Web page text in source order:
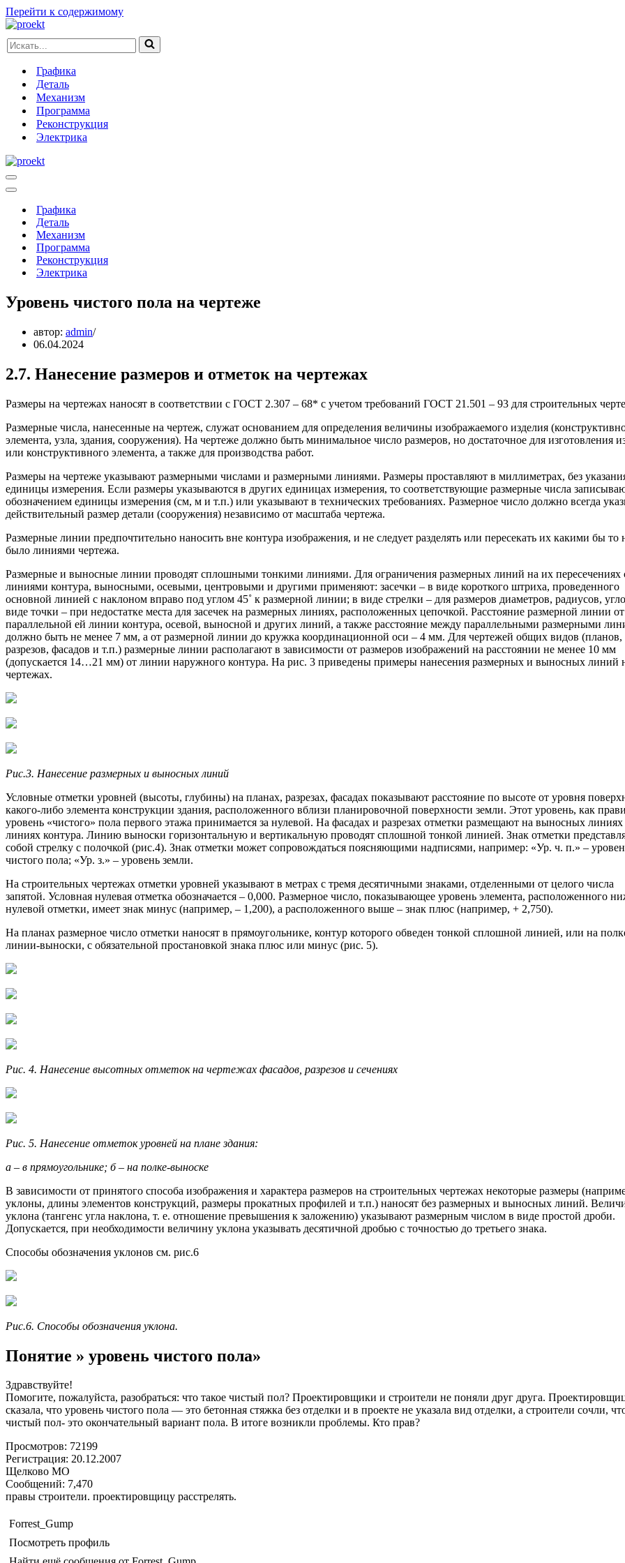
Перейти к содержимому
Искать...
Графика
Деталь
Механизм
Программа
Реконструкция
Электрика
Меню
навигации
Меню
навигацииГрафика
Деталь
Механизм
Программа
Реконструкция
Электрика
Уровень чистого пола на чертеже
автор: admin
06.04.2024
2.7. Нанесение размеров и отметок на чертежах
Размеры на чертежах наносят в соответствии с ГОСТ 2.307 – 68* с учетом требований ГОСТ 21.501 – 93 для строительных
Размерные числа, нанесенные на чертеж, служат основанием для определения величины изображаемого изделия
элемента, узла, здания, сооружения). На чертеже должно быть минимальное число размеров, но достаточное для изготовления
или конструктивного элемента, а также для производства работ.
Размеры на чертеже указывают размерными числами и размерными линиями. Размеры проставляют в миллиметрах, без
единицы измерения. Если размеры указываются в других единицах измерения, то соответствующие размерные числа
обозначением единицы измерения (см, м и т.п.) или указывают в технических требованиях. Размерное число должно всегда
действительный размер детали (сооружения) независимо от масштаба чертежа.
Размерные линии предпочтительно наносить вне контура изображения, и не следует разделять или пересекать их какими бы то
было линиями чертежа.
Размерные и выносные линии проводят сплошными тонкими линиями. Для ограничения размерных линий на их пересечениях
линиями контура, выносными, осевыми, центровыми и другими применяют: засечки – в виде короткого штриха, проведенного
основной линией с наклоном вправо под углом 45˚ к размерной линии; в виде стрелки – для размеров диаметров, радиусов,
виде точки – при недостатке места для засечек на размерных линиях, расположенных цепочкой. Расстояние размерной линии от
параллельной ей линии контура, осевой, выносной и других линий, а также расстояние между параллельными размерными
должно быть не менее 7 мм, а от размерной линии до кружка координационной оси – 4 мм. Для чертежей общих видов (планов,
разрезов, фасадов и т.п.) размерные линии располагают в зависимости от размеров изображений на расстоянии не менее 10 мм
(допускается 14…21 мм) от линии наружного контура. На рис. 3 приведены примеры нанесения размерных и выносных линий
чертежах.
Рис.3. Нанесение размерных и выносных линий
Условные отметки уровней (высоты, глубины) на планах, разрезах, фасадах показывают расстояние по высоте от уровня
какого-либо элемента конструкции здания, расположенного вблизи планировочной поверхности земли. Этот уровень, как
уровень «чистого» пола первого этажа принимается за нулевой. На фасадах и разрезах отметки размещают на выносных
линиях контура. Линию выноски горизонтальную и вертикальную проводят сплошной тонкой линией. Знак отметки
собой стрелку с полочкой (рис.4). Знак отметки может сопровождаться поясняющими надписями, например: «Ур. ч. п.» –
чистого пола; «Ур. з.» – уровень земли.
На строительных чертежах отметки уровней указывают в метрах с тремя десятичными знаками, отделенными от целого числа
запятой. Условная нулевая отметка обозначается – 0,000. Размерное число, показывающее уровень элемента, расположенного
нулевой отметки, имеет знак минус (например, – 1,200), а расположенного выше – знак плюс (например, + 2,750).
На планах размерное число отметки наносят в прямоугольнике, контур которого обведен тонкой сплошной линией, или на
линии-выноски, с обязательной простановкой знака плюс или минус (рис. 5).
Рис. 4. Нанесение высотных отметок на чертежах фасадов, разрезов и сечениях
Рис. 5. Нанесение отметок уровней на плане здания:
а – в прямоугольнике; б – на полке-выноске
В зависимости от принятого способа изображения и характера размеров на строительных чертежах некоторые размеры
уклоны, длины элементов конструкций, размеры прокатных профилей и т.п.) наносят без размерных и выносных линий.
уклона (тангенс угла наклона, т. е. отношение превышения к заложению) указывают размерным числом в виде простой дроби.
Допускается, при необходимости величину уклона указывать десятичной дробью с точностью до третьего знака.
Способы обозначения уклонов см. рис.6
Рис.6. Способы обозначения уклона.
Понятие » уровень чистого пола»
Здравствуйте!
Помогите, пожалуйста, разобраться: что такое чистый пол? Проектировщики и строители не поняли друг друга.
сказала, что уровень чистого пола — это бетонная стяжка без отделки и в проекте не указала вид отделки, а строители сочли,
чистый пол- это окончательный вариант пола. В итоге возникли проблемы. Кто прав?
Просмотров: 72199
Регистрация: 20.12.2007
Щелково МО
Сообщений: 7,470
правы строители. проектировщицу расстрелять.
Forrest_Gump
Посмотреть профиль